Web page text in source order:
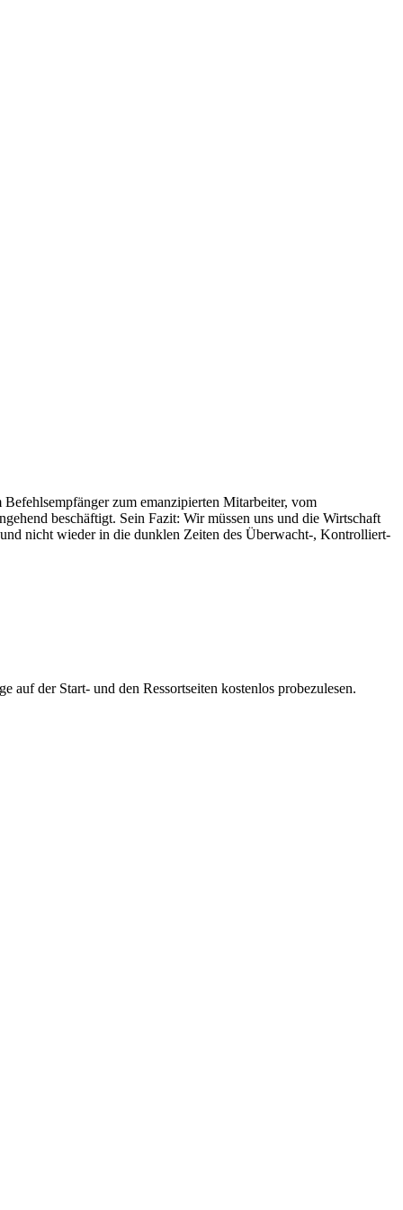
zum emanzipierten Mitarbeiter, vom
beschäftigt. Sein Fazit: Wir müssen uns und die Wirtschaft
nicht wieder in die dunklen Zeiten des Überwacht-, Kontrolliert-
der Start- und den Ressortseiten kostenlos probezulesen.